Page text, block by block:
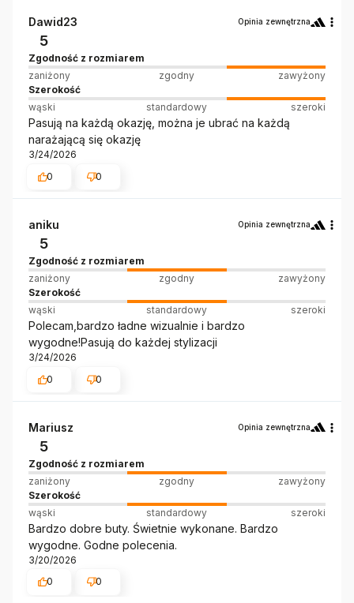
Dawid23 Opinia zewnętrzna
5
Zgodność z rozmiarem
zaniżony
zgodny
zawyżony
Szerokość
wąski
standardowy szeroki
Pasują na każdą okazję, można je ubrać na każdą
narażającą się okazję
3/24/2026
0
0
aniku Opinia zewnętrzna
5
Zgodność z rozmiarem
zaniżony
zgodny
zawyżony
Szerokość
wąski
standardowy szeroki
Polecam,bardzo ładne wizualnie i bardzo
wygodne!Pasują do każdej stylizacji
3/24/2026
0
0
Mariusz Opinia zewnętrzna
5
Zgodność z rozmiarem
zaniżony
zgodny
zawyżony
Szerokość
wąski
standardowy szeroki
Bardzo dobre buty. Świetnie wykonane. Bardzo
wygodne. Godne polecenia.
3/20/2026
0
0